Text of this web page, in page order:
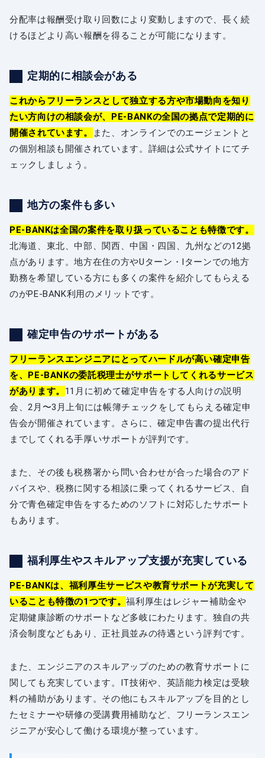
分配率は報酬受け取り回数により変動しますので、長く続
けるほどより高い報酬を得ることが可能になります。
定期的に相談会がある
これからフリーランスとして独立する方や市場動向を知り
たい方向けの相談会が、PE-BANKの全国の拠点で定期的に
開催されています。
また、オンラインでのエージェントと
の個別相談も開催されています。詳細は公式サイトにてチ
ェックしましょう。
地方の案件も多い
PE-BANKは全国の案件を取り扱っていることも特徴です。
北海道、東北、中部、関西、中国・四国、九州などの12拠
点があります。地方在住の方やUターン・Iターンでの地方
勤務を希望している方にも多くの案件を紹介してもらえる
のがPE-BANK利用のメリットです。
確定申告のサポートがある
フリーランスエンジニアにとってハードルが高い確定申告
を、PE-BANKの委託税理士がサポートしてくれるサービス
があります。 11月に初めて確定申告をする人向けの説明
会、2月〜3月上旬には帳簿チェックをしてもらえる確定申
告会が開催されています。さらに、確定申告書の提出代行
までしてくれる手厚いサポートが評判です。
また、その後も税務署から問い合わせが合った場合のアド
バイスや、税務に関する相談に乗ってくれるサービス、自
分で青色確定申告をするためのソフトに対応したサポート
もあります。
福利厚生やスキルアップ支援が充実している
PE-BANKは、福利厚生サービスや教育サポートが充実して
いることも特徴の1つです。福利厚生はレジャー補助金や
定期健康診断のサポートなど多岐にわたります。独自の共
済会制度などもあり、正社員並みの待遇という評判です。
また、エンジニアのスキルアップのための教育サポートに
関しても充実しています。IT技術や、英語能力検定は受験
料の補助があります。その他にもスキルアップを目的とし
たセミナーや研修の受講費用補助など、フリーランスエン
ジニアが安心して働ける環境が整っています。